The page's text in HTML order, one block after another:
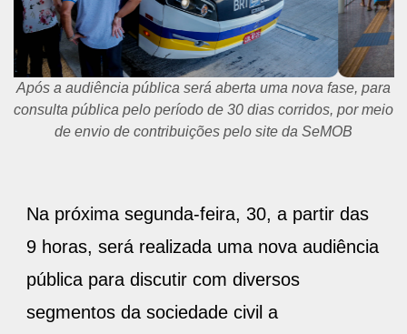
Após a audiência pública será aberta uma nova fase, para
consulta pública pelo período de 30 dias corridos, por meio
de envio de contribuições pelo site da SeMOB
Na próxima segunda-feira, 30, a partir das
9 horas, será realizada uma nova audiência
pública para discutir com diversos
segmentos da sociedade civil a